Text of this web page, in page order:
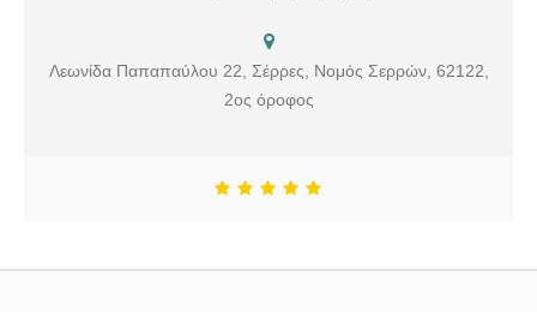
Λεωνίδα Παπαπαύλου 22, Σέρρες, Νομός Σερρών, 62122,
2ος όροφος